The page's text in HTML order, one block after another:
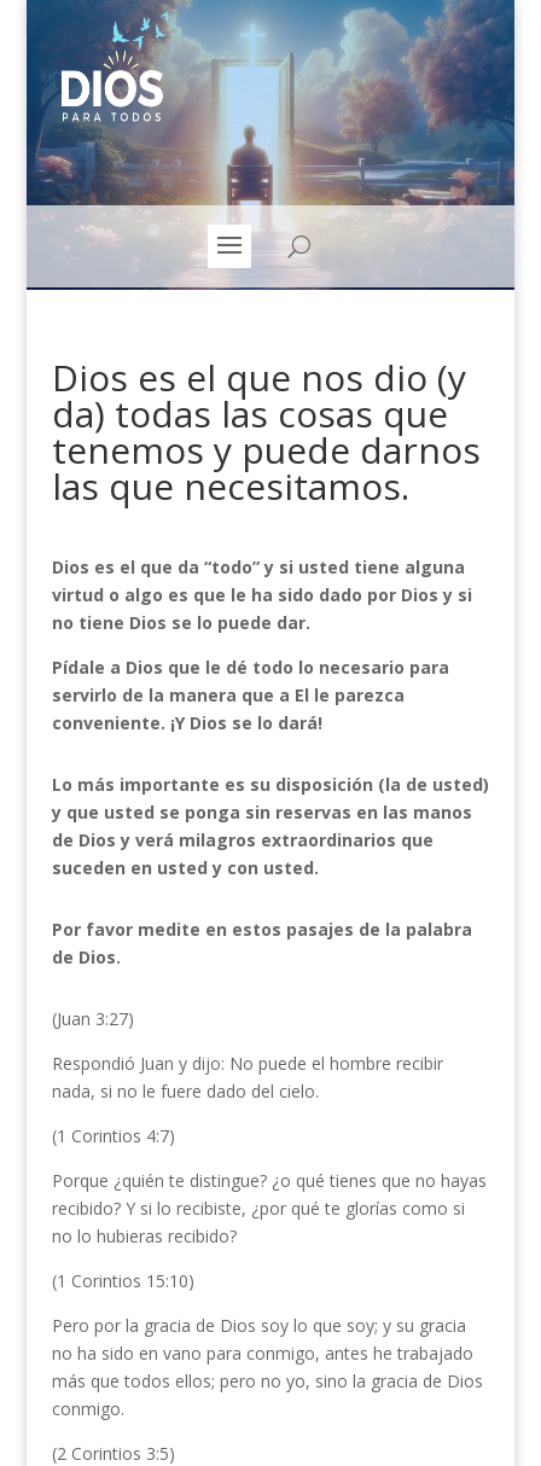
Dios es el que nos dio (y
da) todas las cosas que
tenemos y puede darnos
las que necesitamos.
Dios es el que da “todo” y si usted tiene alguna
virtud o algo es que le ha sido dado por Dios y si
no tiene Dios se lo puede dar.
Pídale a Dios que le dé todo lo necesario para
servirlo de la manera que a El le parezca
conveniente. ¡Y Dios se lo dará!
Lo más importante es su disposición (la de usted)
y que usted se ponga sin reservas en las manos
de Dios y verá milagros extraordinarios que
suceden en usted y con usted.
Por favor medite en estos pasajes de la palabra
de Dios.
(Juan 3:27)
Respondió Juan y dijo: No puede el hombre recibir
nada, si no le fuere dado del cielo.
(1 Corintios 4:7)
Porque ¿quién te distingue? ¿o qué tienes que no hayas
recibido? Y si lo recibiste, ¿por qué te glorías como si
no lo hubieras recibido?
(1 Corintios 15:10)
Pero por la gracia de Dios soy lo que soy; y su gracia
no ha sido en vano para conmigo, antes he trabajado
más que todos ellos; pero no yo, sino la gracia de Dios
conmigo.
(2 Corintios 3:5)